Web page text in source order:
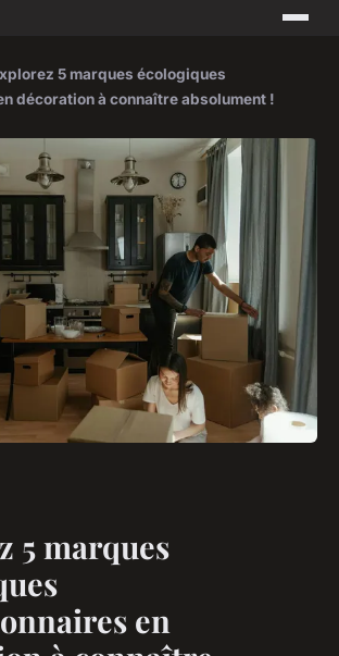
5 marques écologiques
décoration à connaître absolument !
5 marques
en